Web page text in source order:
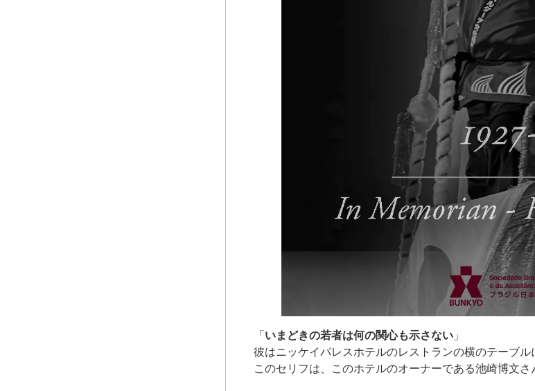
「いまどきの若者は何の関心も示さない 」
彼はニッケイパレスホテルのレストランの横のテーブル
このセリフは、このホテルのオーナーである池崎博文さ